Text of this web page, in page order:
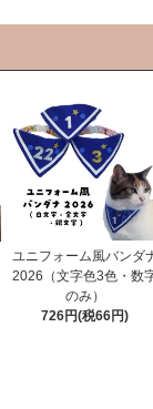
ユニフォーム風バンダ
2026（文字色3色・数
のみ）
726円(税66円)